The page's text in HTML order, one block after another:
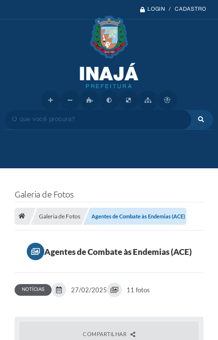
LOGIN / CADASTRO
O que você procura?
Galeria de Fotos
Galeria de Fotos Agentes de Combate às Endemias (ACE)
Agentes de Combate às Endemias (ACE)
NOTÍCIAS 27/02/2025 11 fotos
COMPARTILHAR